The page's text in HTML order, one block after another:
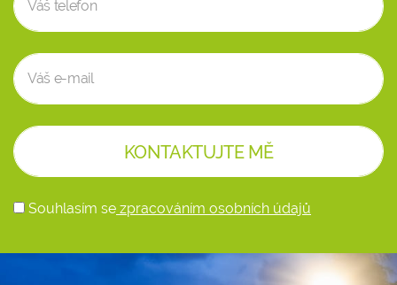
Souhlasím se zpracováním osobních údajů